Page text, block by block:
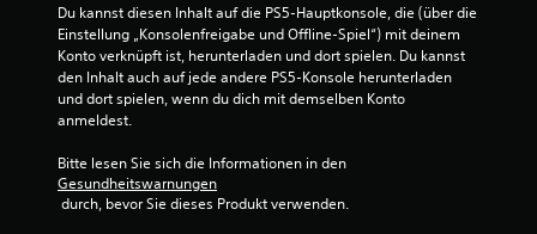
Du kannst diesen Inhalt auf die PS5-Hauptkonsole, die (über die
Einstellung „Konsolenfreigabe und Offline-Spiel“) mit deinem
Konto verknüpft ist, herunterladen und dort spielen. Du kannst
den Inhalt auch auf jede andere PS5-Konsole herunterladen
und dort spielen, wenn du dich mit demselben Konto
anmeldest.
Bitte lesen Sie sich die Informationen in den
Gesundheitswarnungen
durch, bevor Sie dieses Produkt verwenden.